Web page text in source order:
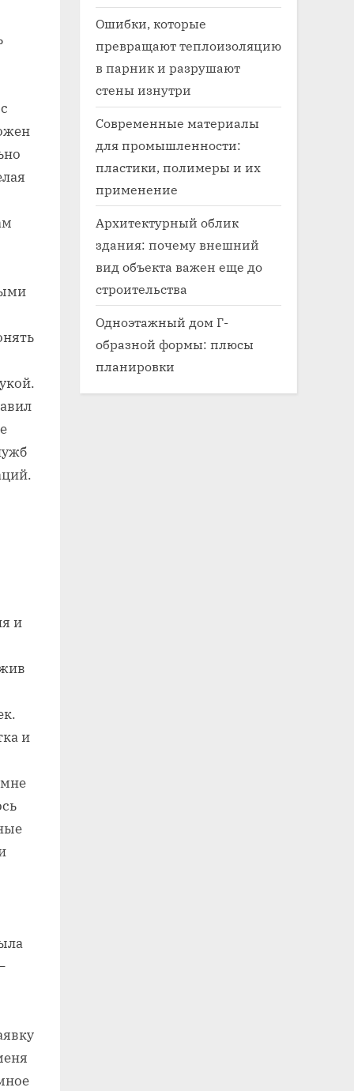
и
и
Ошибки, которые
превращают теплоизоляцию
в парник и разрушают
стены изнутри
Современные материалы
для промышленности:
пластики, полимеры и их
применение
Архитектурный облик
здания: почему внешний
вид объекта важен еще до
строительства
Одноэтажный дом Г-
образной формы: плюсы
планировки